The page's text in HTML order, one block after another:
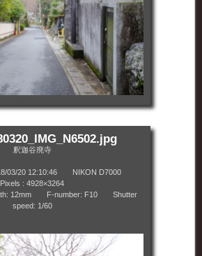
釈迦谷廃寺
20 12:10:46 NIKON D7000
Pixels : 4928×3264
F-number: F10 Shutter
speed: 1/60